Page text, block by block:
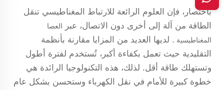
باختصار، فإن العلوم الرائعة للارتباط المغناطيسي تنقل
الطاقة من آلة إلى أخرى دون الاتصال، عبر
العصا
المغناطيسية . لديها العديد من المزايا مقارنة بأنظمة
التقليدية حيث تعمل بكفاءة أكبر، تُستخدم لفترة أطول
وتستهلك طاقة أقل. لذلك، هذه التكنولوجيا الرائدة هي
خطوة كبيرة للأمام في نقل الكهرباء وستحسن بشكل عام